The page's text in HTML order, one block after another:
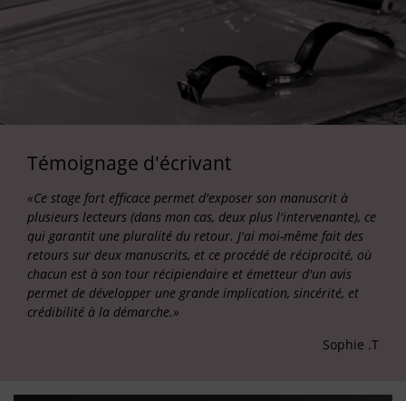
Témoignage d'écrivant
«Ce stage fort efficace permet d'exposer son manuscrit à
plusieurs lecteurs (dans mon cas, deux plus l'intervenante), ce
qui garantit une pluralité du retour. J'ai moi-même fait des
retours sur deux manuscrits, et ce procédé de réciprocité, où
chacun est à son tour récipiendaire et émetteur d'un avis
permet de développer une grande implication, sincérité, et
crédibilité à la démarche.»
Sophie .T